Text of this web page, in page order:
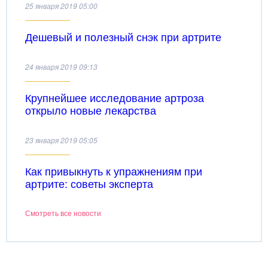
25 января 2019 05:00
Дешевый и полезный снэк при артрите
24 января 2019 09:13
Крупнейшее исследование артроза
открыло новые лекарства
23 января 2019 05:05
Как привыкнуть к упражнениям при
артрите: советы эксперта
Смотреть все новости